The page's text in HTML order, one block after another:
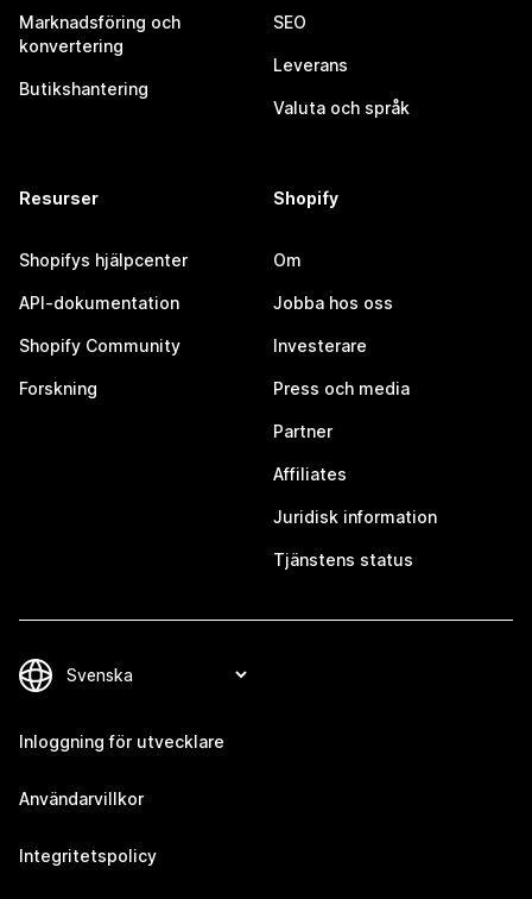
Marknadsföring och
konvertering
Butikshantering
SEO
Leverans
Valuta och språk
Resurser
Shopifys hjälpcenter
API-dokumentation
Shopify Community
Forskning
Shopify
Om
Jobba hos oss
Investerare
Press och media
Partner
Affiliates
Juridisk information
Tjänstens status
Inloggning för utvecklare
Användarvillkor
Integritetspolicy